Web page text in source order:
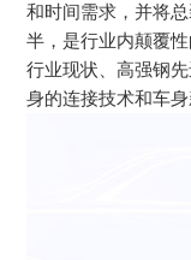
和时间需求，并将
半，是行业内颠覆
行业现状、高强钢
身的连接技术和车